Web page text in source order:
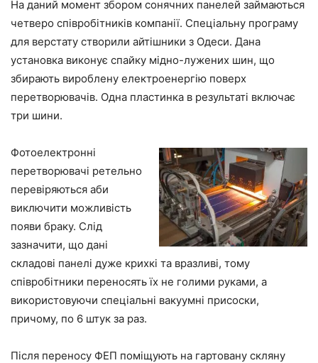
На даний момент збором сонячних панелей займаються
четверо співробітників компанії. Спеціальну програму
для верстату створили айтішники з Одеси. Дана
установка виконує спайку мідно-лужених шин, що
збирають вироблену електроенергію поверх
перетворювачів. Одна пластинка в результаті включає
три шини.
Фотоелектронні
перетворювачі ретельно
перевіряються аби
виключити можливість
появи браку. Слід
зазначити, що дані
складові панелі дуже крихкі та вразливі, тому
співробітники переносять їх не голими руками, а
використовуючи спеціальні вакуумні присоски,
причому, по 6 штук за раз.
Після переносу ФЕП поміщують на гартовану скляну